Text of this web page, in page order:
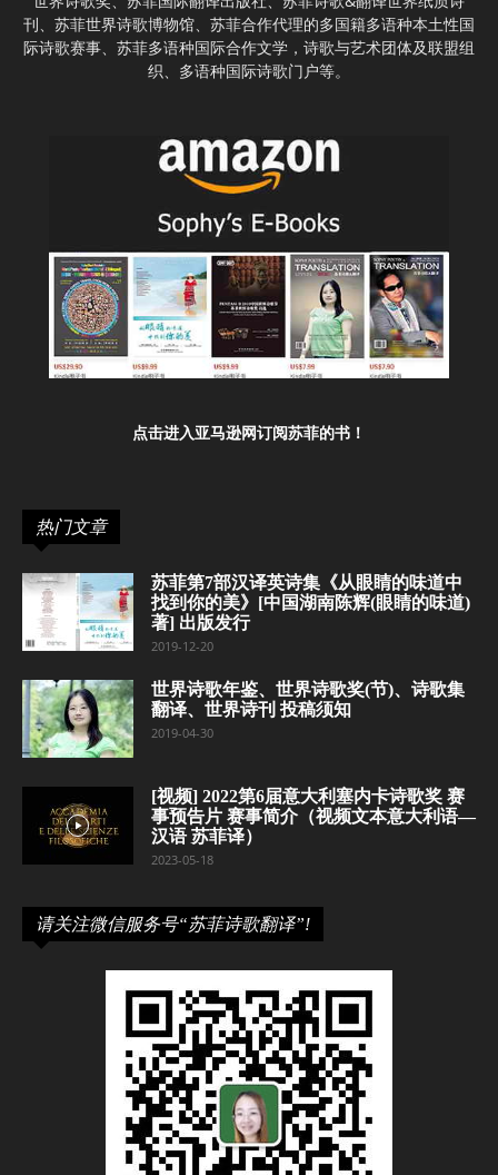
刊、苏菲世界诗歌博物馆、苏菲合作代理的多国籍多语种本土性国
际诗歌赛事、苏菲多语种国际合作文学，诗歌与艺术团体及联盟组
织、多语种国际诗歌门户等。
点击进入亚马逊网订阅苏菲的书！
热门文章
苏菲第7部汉译英诗集《从眼睛的味道中
找到你的美》[中国湖南陈辉(眼睛的味道)
著] 出版发行
2019-12-20
世界诗歌年鉴、世界诗歌奖(节)、诗歌集
翻译、世界诗刊 投稿须知
2019-04-30
[视频] 2022第6届意大利塞内卡诗歌奖 赛
事预告片 赛事简介（视频文本意大利语—
汉语 苏菲译）
2023-05-18
请关注微信服务号“苏菲诗歌翻译”!